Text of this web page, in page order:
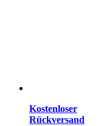
Kostenloser
Rückversand